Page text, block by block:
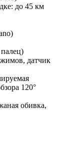
до 45 км
датчик
120°
обивка,